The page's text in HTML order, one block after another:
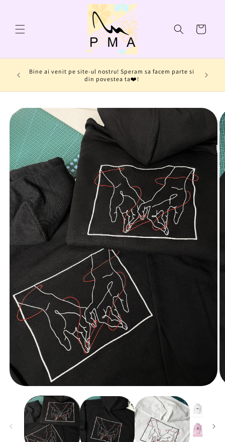
Coș
Bine ai venit pe site-ul nostru! Speram sa facem parte si
din povestea ta❤️!
informațiile
despre
produs